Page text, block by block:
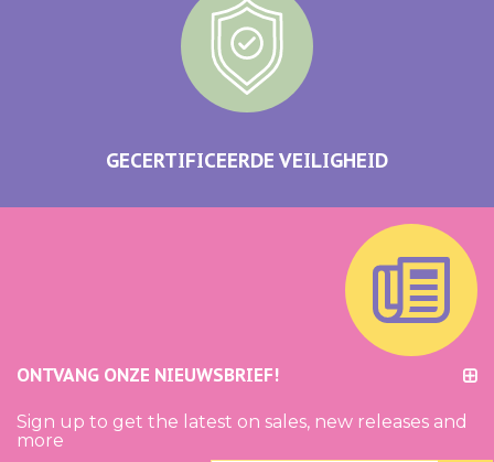
GECERTIFICEERDE VEILIGHEID
ONTVANG ONZE NIEUWSBRIEF!
Sign up to get the latest on sales, new releases and
more